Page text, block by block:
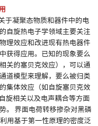
于凝聚态物质和器件中的电
自旋热电子学领域主要关注
理效应和改进现有热电器件
获得应用。已知的现象要么
关的塞贝克效应），可以通
道模型来理解，要么被归类
集体效应（如自旋塞贝克效
旋相关以及电声耦合等方面
。 界面电荷转移掺杂对黑磷
用基于第一性原理的密度泛